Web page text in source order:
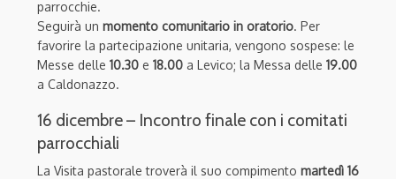
parrocchie.
Seguirà un momento comunitario in oratorio. Per
favorire la partecipazione unitaria, vengono sospese: le
Messe delle 10.30 e 18.00 a Levico; la Messa delle 19.00
a Caldonazzo.
16 dicembre – Incontro finale con i comitati
parrocchiali
La Visita pastorale troverà il suo compimento martedì 16